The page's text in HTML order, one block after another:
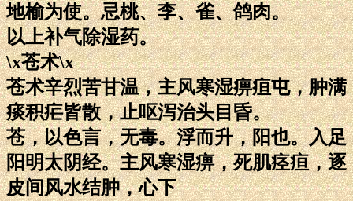
地榆为使。忌桃、李、雀、鸽肉。
以上补气除湿药。
\x苍术\x
苍术辛烈苦甘温，主风寒湿痹疸屯，肿满
痰积疟皆散，止呕泻治头目昏。
苍，以色言，无毒。浮而升，阳也。入足
阳明太阴经。主风寒湿痹，死肌痉疸，逐
皮间风水结肿，心下